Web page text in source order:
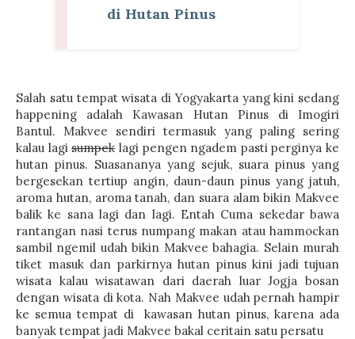
di Hutan Pinus
Salah satu tempat wisata di Yogyakarta yang kini sedang
happening adalah Kawasan Hutan Pinus di Imogiri
Bantul. Makvee sendiri termasuk yang paling sering
kalau lagisumpeklagi pengen ngadem pasti perginya ke
hutan pinus. Suasananya yang sejuk, suara pinus yang
bergesekan tertiup angin, daun-daun pinus yang jatuh,
aroma hutan, aroma tanah, dan suara alam bikin Makvee
balik ke sana lagi dan lagi. Entah Cuma sekedar bawa
rantangan nasi terus numpang makan atau hammockan
sambil ngemil udah bikin Makvee bahagia. Selain murah
tiket masuk dan parkirnya hutan pinus kini jadi tujuan
wisata kalau wisatawan dari daerah luar Jogja bosan
dengan wisata di kota. Nah Makvee udah pernah hampir
ke semua tempat di kawasan hutan pinus, karena ada
banyak tempat jadi Makvee bakal ceritain satu persatu